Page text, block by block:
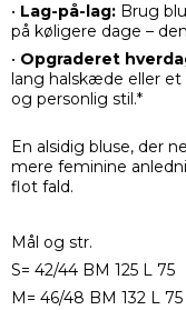
• Lag-på-lag: Brug
på køligere dage –
• Opgraderet
lang halskæde eller
og personlig stil.*
En alsidig bluse, der
mere feminine
flot fald.
Mål og str.
S= 42/44 BM 125 L 75
M= 46/48 BM 132 L 75